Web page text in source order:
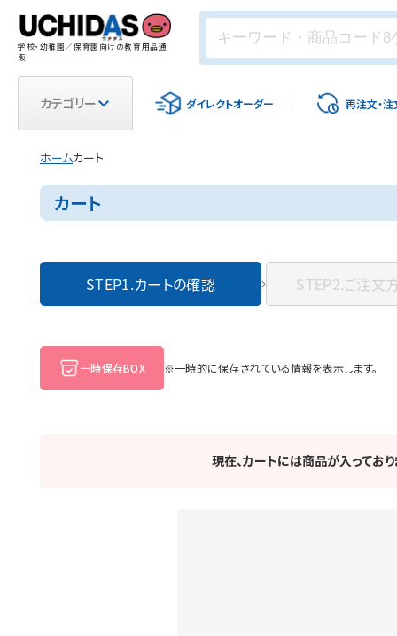
学校・幼稚園／保育園向けの教育用品通
販
カテゴリー ダイレクトオーダー 再注文・注
ホームカート
カート
STEP1.カートの確認 STEP2.ご注文
一時保存BOX ※一時的に保存されている情報を表示します。
現在、カートには商品が入ってお